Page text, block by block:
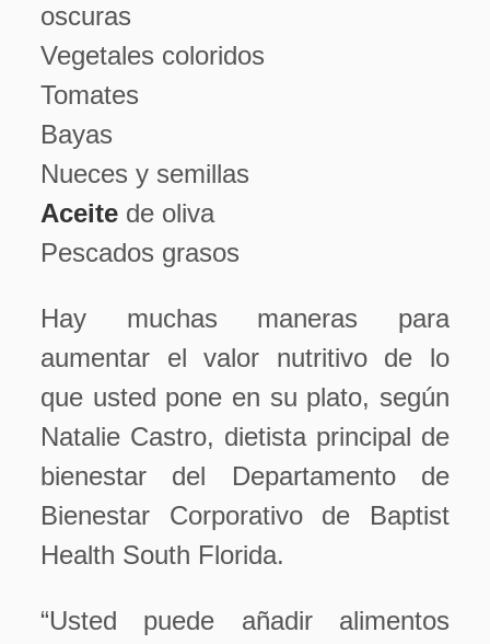
oscuras
Vegetales coloridos
Tomates
Bayas
Nueces y semillas
Aceite de oliva
Pescados grasos
Hay muchas maneras para
aumentar el valor nutritivo de lo
que usted pone en su plato, según
Natalie Castro, dietista principal de
bienestar del Departamento de
Bienestar Corporativo de Baptist
Health South Florida.
“Usted puede añadir alimentos